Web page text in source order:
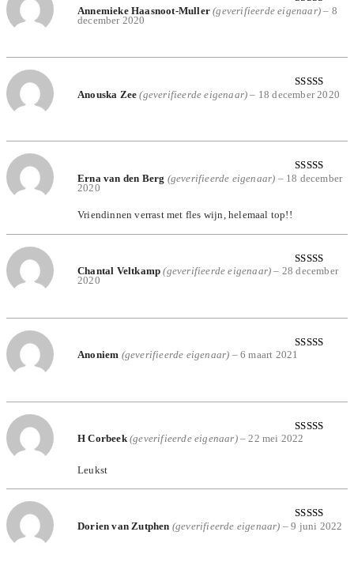
Gewaardeerd
Annemieke Haasnoot-Muller(geverifieerde eigenaar) – 8
december 2020
Gewaardeerd
Anouska Zee(geverifieerde eigenaar) – 18 december 2020
Gewaardeerd
Erna van den Berg (geverifieerde eigenaar) – 18 december
2020
Vriendinnen verrast met fles wijn, helemaal top!!
Gewaardeerd
Chantal Veltkamp(geverifieerde eigenaar) – 28 december
2020
Gewaardeerd
Anoniem (geverifieerde eigenaar) – 6 maart 2021
Gewaardeerd
H Corbeek (geverifieerde eigenaar) – 22 mei 2022
Leukst
Gewaardeerd
Dorien van Zutphen (geverifieerde eigenaar) – 9 juni 2022